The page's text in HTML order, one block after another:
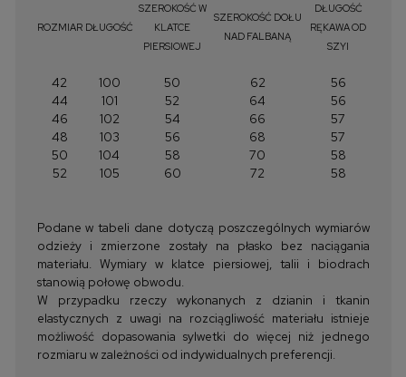
ROZMIAR DŁUGOŚĆ
SZEROKOŚĆ W
KLATCE
PIERSIOWEJ
SZEROKOŚĆ DOŁU
NAD FALBANĄ
DŁUGOŚĆ
RĘKAWA OD
SZYI
42 100 50 62
56
44
101 52 64
56
46
102 54 66
57
48
103 56 68
57
50
104 58 70
58
52
105 60 72 58
Podane w tabeli dane dotyczą poszczególnych wymiarów
odzieży i zmierzone zostały na płasko bez naciągania
materiału. Wymiary w klatce piersiowej, talii i biodrach
stanowią połowę obwodu.
W przypadku rzeczy wykonanych z dzianin i tkanin
elastycznych z uwagi na rozciągliwość materiału istnieje
możliwość dopasowania sylwetki do więcej niż jednego
rozmiaru w zależności od indywidualnych preferencji.